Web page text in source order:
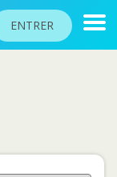
ENTRER